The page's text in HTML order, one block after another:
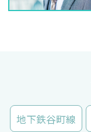
地下鉄谷町線